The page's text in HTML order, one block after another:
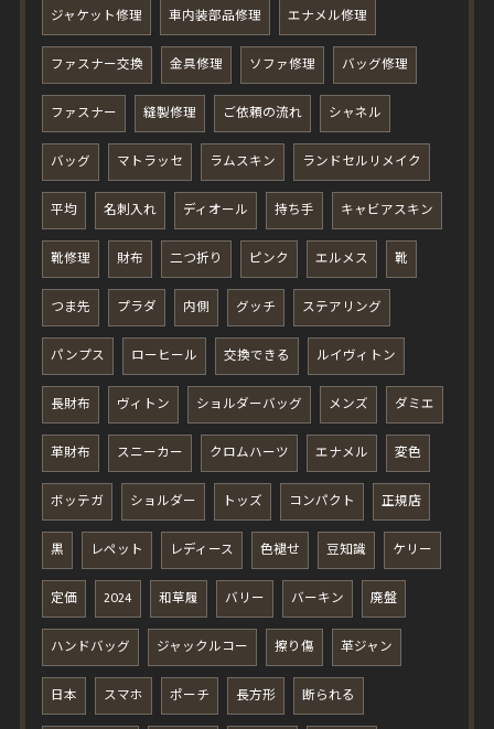
ジャケット修理 車内装部品修理 エナメル修理
ファスナー交換 金具修理 ソファ修理 バッグ修理
ファスナー 縫製修理 ご依頼の流れ シャネル
バッグ マトラッセ ラムスキン ランドセルリメイク
平均 名刺入れ ディオール 持ち手 キャビアスキン
靴修理 財布 二つ折り ピンク エルメス 靴
つま先 プラダ 内側 グッチ ステアリング
パンプス ローヒール 交換できる ルイヴィトン
長財布 ヴィトン ショルダーバッグ メンズ ダミエ
革財布 スニーカー クロムハーツ エナメル 変色
ボッテガ ショルダー トッズ コンパクト 正規店
黒 レペット レディース 色褪せ 豆知識 ケリー
定価 2024 和草履 バリー バーキン 廃盤
ハンドバッグ ジャックルコー 擦り傷 革ジャン
日本 スマホ ポーチ 長方形 断られる